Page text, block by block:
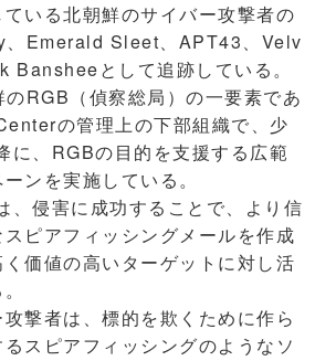
いる北朝鮮のサイバー攻撃者の
、Emerald Sleet、APT43、Velv
として追跡している。
RGB（偵察総局）の一要素であ
の管理上の下部組織で、少
に、RGBの目的を支援する広範
ンを実施している。
侵害に成功することで、より信
ピアフィッシングメールを作成
価値の高いターゲットに対し活
撃者は、標的を欺くために作ら
スピアフィッシングのようなソ